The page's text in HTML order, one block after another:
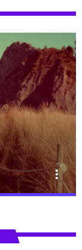
more_vert